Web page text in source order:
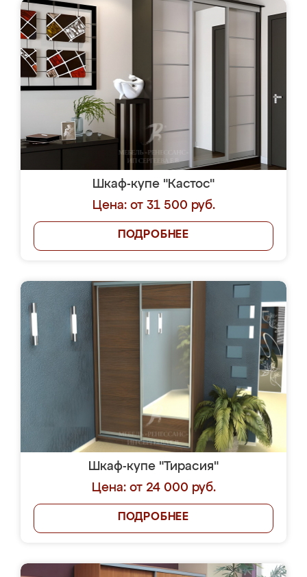
Шкаф-купе "Кастос"
Цена: от 31 500 руб.
ПОДРОБНЕЕ
Шкаф-купе "Тирасия"
Цена: от 24 000 руб.
ПОДРОБНЕЕ